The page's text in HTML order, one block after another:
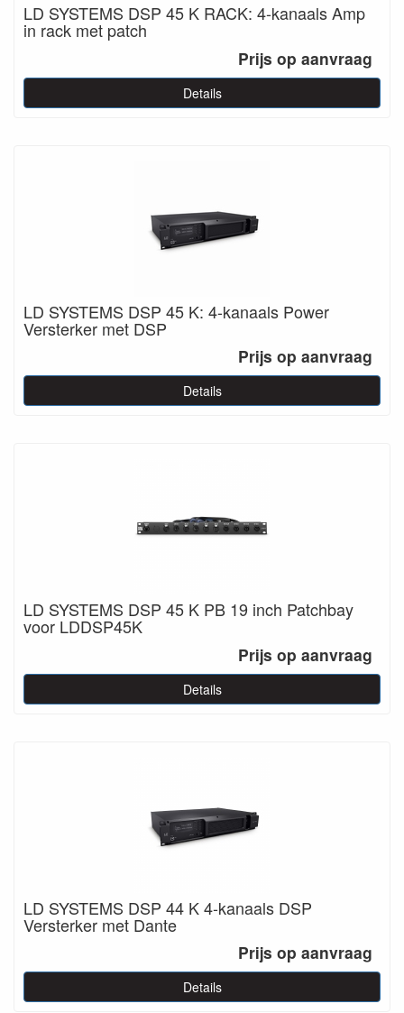
LD SYSTEMS DSP 45 K RACK: 4-kanaals Amp
in rack met patch
Prijs op aanvraag
Details
LD SYSTEMS DSP 45 K: 4-kanaals Power
Versterker met DSP
Prijs op aanvraag
Details
LD SYSTEMS DSP 45 K PB 19 inch Patchbay
voor LDDSP45K
Prijs op aanvraag
Details
LD SYSTEMS DSP 44 K 4-kanaals DSP
Versterker met Dante
Prijs op aanvraag
Details